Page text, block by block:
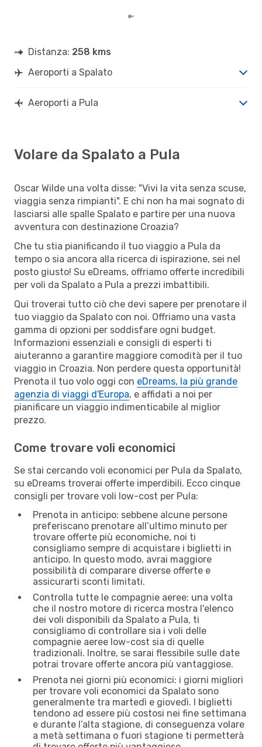
Distanza: 258 kms
Aeroporti a Spalato
Aeroporti a Pula
Volare da Spalato a Pula
Oscar Wilde una volta disse: "Vivi la vita senza scuse,
viaggia senza rimpianti". E chi non ha mai sognato di
lasciarsi alle spalle Spalato e partire per una nuova
avventura con destinazione Croazia?
Che tu stia pianificando il tuo viaggio a Pula da
tempo o sia ancora alla ricerca di ispirazione, sei nel
posto giusto! Su eDreams, offriamo offerte incredibili
per voli da Spalato a Pula a prezzi imbattibili.
Qui troverai tutto ciò che devi sapere per prenotare il
tuo viaggio da Spalato con noi. Offriamo una vasta
gamma di opzioni per soddisfare ogni budget.
Informazioni essenziali e consigli di esperti ti
aiuteranno a garantire maggiore comodità per il tuo
viaggio in Croazia. Non perdere questa opportunità!
Prenota il tuo volo oggi con eDreams, la più grande
agenzia di viaggi d'Europa, e affidati a noi per
pianificare un viaggio indimenticabile al miglior
prezzo.
Come trovare voli economici
Se stai cercando voli economici per Pula da Spalato,
su eDreams troverai offerte imperdibili. Ecco cinque
consigli per trovare voli low-cost per Pula:
Prenota in anticipo: sebbene alcune persone
preferiscano prenotare all’ultimo minuto per
trovare offerte più economiche, noi ti
consigliamo sempre di acquistare i biglietti in
anticipo. In questo modo, avrai maggiore
possibilità di comparare diverse offerte e
assicurarti sconti limitati.
Controlla tutte le compagnie aeree: una volta
che il nostro motore di ricerca mostra l'elenco
dei voli disponibili da Spalato a Pula, ti
consigliamo di controllare sia i voli delle
compagnie aeree low-cost sia di quelle
tradizionali. Inoltre, se sarai flessibile sulle date
potrai trovare offerte ancora più vantaggiose.
Prenota nei giorni più economici: i giorni migliori
per trovare voli economici da Spalato sono
generalmente tra martedì e giovedì. I biglietti
tendono ad essere più costosi nei fine settimana
e durante l’alta stagione, di conseguenza volare
a metà settimana o fuori stagione ti permetterà